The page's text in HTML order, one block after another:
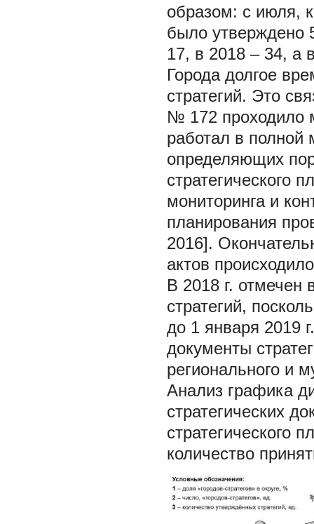
образом: с июля,
было утверждено
17, в 2018 – 34, а
Города долгое
стратегий. Это
№ 172 проходило
работал в полной
определяющих
стратегического
мониторинга и
планирования
2016].
актов
В 2018 г. отмечен
стратегий,
до 1 января 2019
документы
регионального и
Анализ графика
стратегических
стратегического
количество